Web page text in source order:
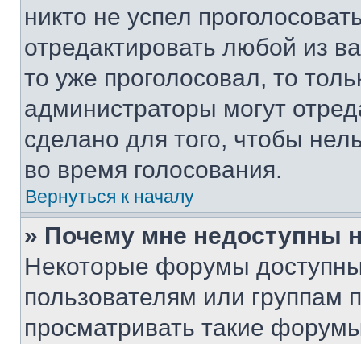
никто не успел
отредактировать любой из
то уже проголосовал, то
администраторы могут
сделано для того, чтобы
во время голосования.
Вернуться к началу
» Почему мне недоступны
Некоторые форумы
пользователям или группам
просматривать такие